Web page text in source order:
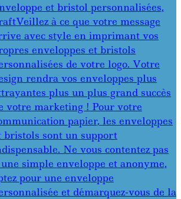
et bristol personnalisées,
Veillez à ce que votre message
avec style en imprimant vos
enveloppes et bristols
de votre logo. Votre
rendra vos enveloppes plus
plus un plus grand succès
votre marketing ! Pour votre
papier, les enveloppes
bristols sont un support
Ne vous contentez pas
simple enveloppe et anonyme,
pour une enveloppe
et démarquez-vous de la